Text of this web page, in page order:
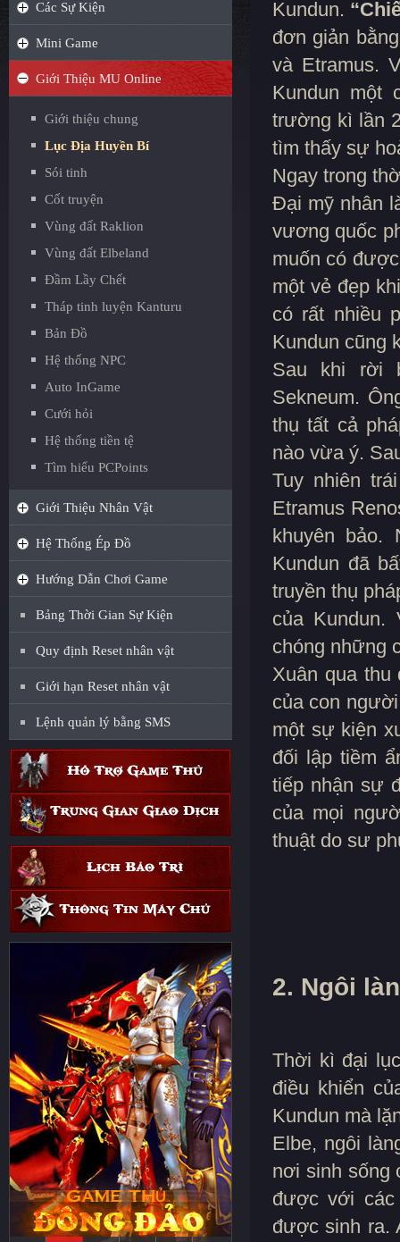
Các Sự Kiện
Mini Game
Giới Thiệu MU Online
Giới thiệu chung
Lục Địa Huyền Bí
Sói tinh
Cốt truyện
Vùng đất Raklion
Vùng đất Elbeland
Đầm Lầy Chết
Tháp tinh luyện Kanturu
Bản Đồ
Hệ thống NPC
Auto InGame
Cưới hỏi
Hệ thống tiền tệ
Tìm hiểu PCPoints
Giới Thiệu Nhân Vật
Hệ Thống Ép Đồ
Hướng Dẫn Chơi Game
Bảng Thời Gian Sự Kiện
Quy định Reset nhân vật
Giới hạn Reset nhân vật
Lệnh quản lý bằng SMS
Kundun.
đơn giản
và Etramus.
Kundun một
trường kì lần
tìm thấy sự
Ngay trong
Đại mỹ nhân
vương quốc
muốn có
một vẻ đẹp
có rất nhiều
Kundun cũng
Sau khi rời
Sekneum.
thụ tất cả
nào vừa ý.
Tuy nhiên
Etramus
khuyên bảo.
Kundun đã
truyền thụ
của Kundun.
chóng những
Xuân qua thu
của con
một sự kiện
đối lập tiềm
tiếp nhận sự
của mọi
thuật do sư
2. Ngôi
Thời kì đại
điều khiển
Kundun mà
Elbe, ngôi
nơi sinh sống
được với các
được sinh ra.